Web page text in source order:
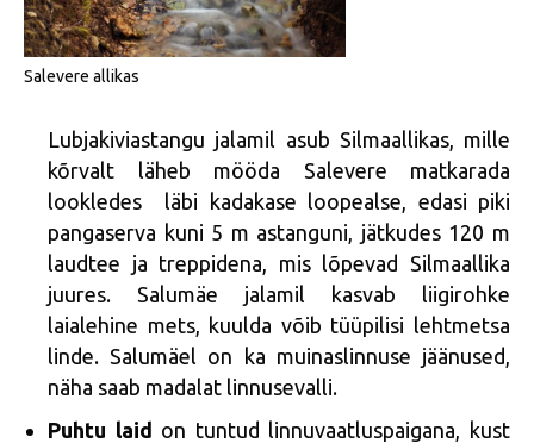
Salevere allikas
Lubjakiviastangu jalamil asub Silmaallikas, mille
kõrvalt läheb mööda Salevere matkarada
lookledes läbi kadakase loopealse, edasi piki
pangaserva kuni 5 m astanguni, jätkudes 120 m
laudtee ja treppidena, mis lõpevad Silmaallika
juures. Salumäe jalamil kasvab liigirohke
laialehine mets, kuulda võib tüüpilisi lehtmetsa
linde. Salumäel on ka muinaslinnuse jäänused,
näha saab madalat linnusevalli.
Puhtu laid on tuntud linnuvaatluspaigana, kust